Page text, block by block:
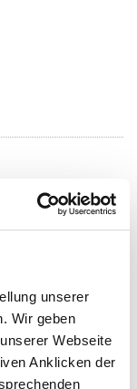
unserer
Wir geben
Webseite
Anklicken der